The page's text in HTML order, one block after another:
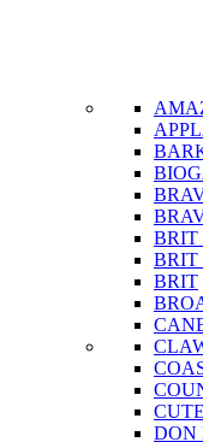
BRIT
BRIT
BRIT
DON